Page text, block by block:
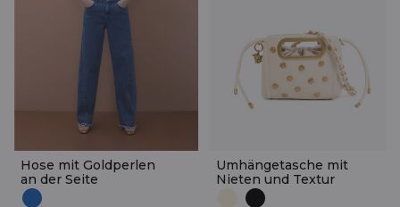
Hose mit Goldperlen
an der Seite
Umhängetasche mit
Nieten und Textur